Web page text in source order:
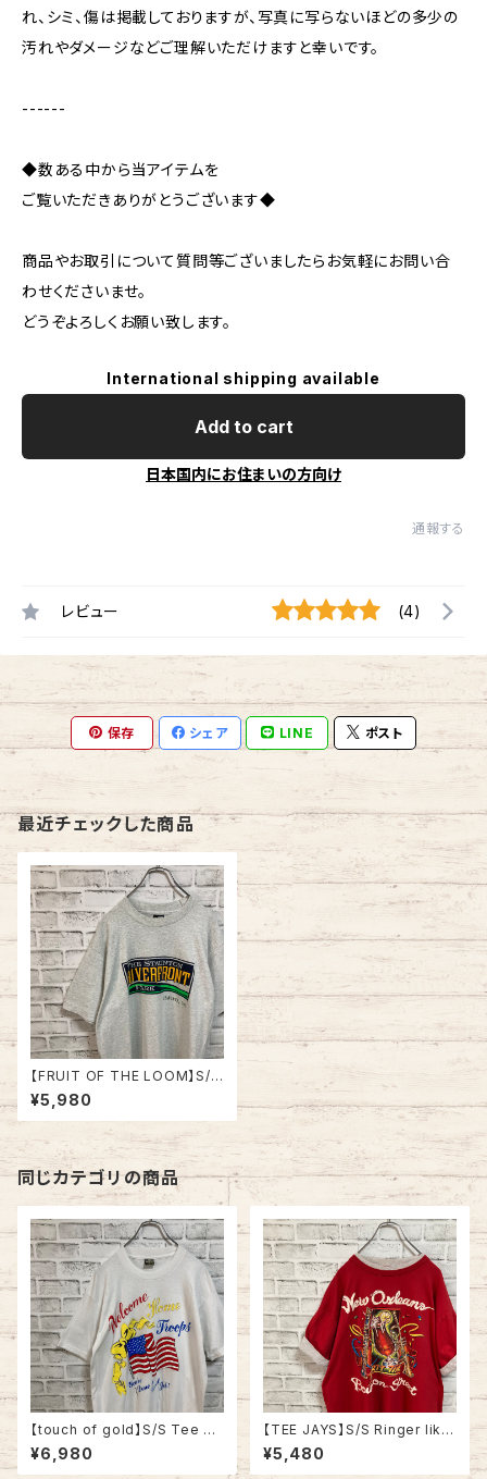
れ、シミ、傷は掲載しておりますが、写真に写らないほどの多少の
汚れやダメージなどご理解いただけますと幸いです。
------
◆数ある中から当アイテムを
ご覧いただきありがとうございます◆
商品やお取引について質問等ございましたらお気軽にお問い合
わせくださいませ。
どうぞよろしくお願い致します。
International shipping available
Add to cart
日本国内にお住まいの方向け
通報する
レビュー (4)
保存 シェア LINE ポスト
最近チェックした商品
【FRUIT OF THE LOOM】S/S
Tee L 90s Made in USA “T
he Staunton River Front” vi
ntage フルーツオブザルーム T
シャツ USA製 レトロロゴ ヴィ
ンテージ シングルステッチ アメ
リカ USA レトロ 古着
¥5,980
同じカテゴリの商品
【touch of gold】S/S Tee XL
90s Made in USA vintage
“Welcome home ” messag
¥6,980
【TEE JAYS】S/S Ringer like
Tee XL 90s Made in USA
“Bourbon Street”vintage リ
¥5,480